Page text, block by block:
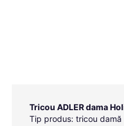
Tricou ADLER dama
Tip produs: tricou damă